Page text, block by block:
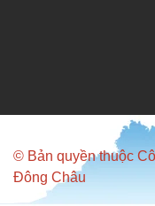
© Bản quyền thuộc
Đông Châu